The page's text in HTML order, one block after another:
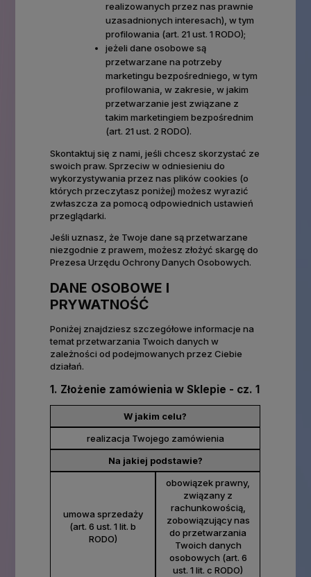
realizowanych przez nas prawnie
uzasadnionych interesach), w tym
profilowania (art. 21 ust. 1 RODO);
jeżeli dane osobowe są
przetwarzane na potrzeby
marketingu bezpośredniego, w tym
profilowania, w zakresie, w jakim
przetwarzanie jest związane z
takim marketingiem bezpośrednim
(art. 21 ust. 2 RODO).
Skontaktuj się z nami, jeśli chcesz skorzystać ze
swoich praw. Sprzeciw w odniesieniu do
wykorzystywania przez nas plików cookies (o
których przeczytasz poniżej) możesz wyrazić
zwłaszcza za pomocą odpowiednich ustawień
przeglądarki.
Jeśli uznasz, że Twoje dane są przetwarzane
niezgodnie z prawem, możesz złożyć skargę do
Prezesa Urzędu Ochrony Danych Osobowych.
DANE OSOBOWE I
PRYWATNOŚĆ
Poniżej znajdziesz szczegółowe informacje na
temat przetwarzania Twoich danych w
zależności od podejmowanych przez Ciebie
działań.
1. Złożenie zamówienia w Sklepie - cz. 1
W jakim celu?
realizacja Twojego zamówienia
Na jakiej podstawie?
umowa sprzedaży
(art. 6 ust. 1 lit. b
RODO)
obowiązek prawny,
związany z
rachunkowością,
zobowiązujący nas
do przetwarzania
Twoich danych
osobowych (art. 6
ust. 1 lit. c RODO)